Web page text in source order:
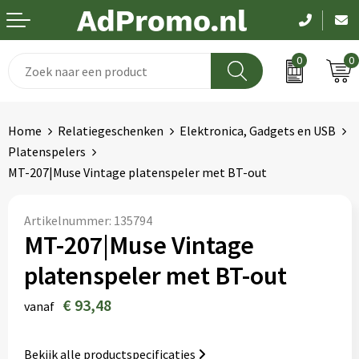
0 0
Paraplu's
Schrijfwaren
Elektronica
Anti-stress
Bidons en Sportflessen
Elektronica, Gadgets en USB
Feestartikelen
Bodywarmers
Broeken en Rokken
Caps, Hoeden en Mutsen
Handschoenen en Sjaals
Pasen
Koningsdag
Kerst
EK en WK
Home Relatiegeschenken
Elektronica, Gadgets en USB
Platenspelers
MT-207|Muse Vintage platenspeler met BT-out
Artikelnummer: 135794
MT-207|Muse Vintage
platenspeler met BT-out
vanaf € 93,48
Bekijk alle productspecificaties